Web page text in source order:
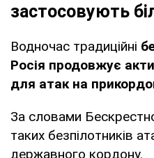
застосовують
Водночас традиційні
Росія продовжує
для атак на
За словами
таких безпілотників
державного кордону.